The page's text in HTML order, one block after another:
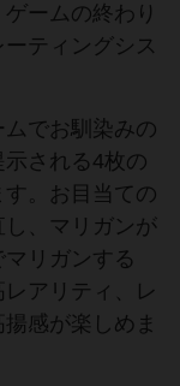
ームの終わり
ティングシス
でお馴染みの
される4枚の
。お目当ての
、マリガンが
リガンする
アリティ、レ
感が楽しめま